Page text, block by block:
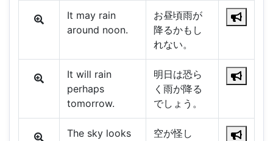
It may rain
around noon.
お昼頃雨が
降るかもし
れない。
It will rain
perhaps
tomorrow.
明日は恐ら
く雨が降る
でしょう。
The sky looks
空が怪し